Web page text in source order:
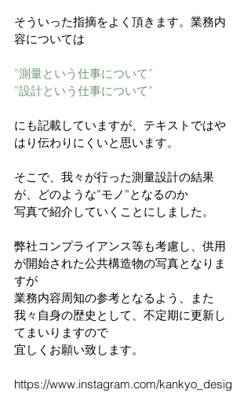
そういった指摘をよく頂きます。業務内
容については
”測量という仕事について”
”設計という仕事について”
にも記載していますが、テキストではや
はり伝わりにくいと思います。
そこで、我々が行った測量設計の結果
が、どのような”モノ”となるのか
写真で紹介していくことにしました。
弊社コンプライアンス等も考慮し、供用
が開始された公共構造物の写真となりま
すが
業務内容周知の参考となるよう、また
我々自身の歴史として、不定期に更新し
てまいりますので
宜しくお願い致します。
https://www.instagram.com/kankyo_desig